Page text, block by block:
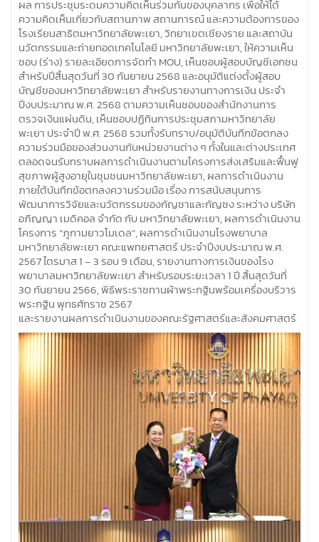
ผล การประชุมระดมความคิดเห็นร่วมกันของบุคลากร เพื่อให้ได้
ความคิดเห็นเกี่ยวกับสถานภาพ สถานการณ์ และความต้องการของ
โรงเรียนสาธิตมหาวิทยาลัยพะเยา, วิทยาเขตเชียงราย และสถาบัน
นวัตกรรมและถ่ายทอดเทคโนโลยี มหาวิทยาลัยพะเยา, ให้ความเห็น
ชอบ (ร่าง) รายละเอียดการจัดทำ MOU, เห็นชอบผู้สอบบัญชีเอกชน
สำหรับปีสิ้นสุดวันที่ 30 กันยายน 2568 และอนุมัติแต่งตั้งผู้สอบ
บัญชีของมหาวิทยาลัยพะเยา สำหรับรายงานทางการเงิน ประจำ
ปีงบประมาณ พ.ศ. 2568 ตามความเห็นชอบของสำนักงานการ
ตรวจเงินแผ่นดิน, เห็นชอบปฏิทินการประชุมสภามหาวิทยาลัย
พะเยา ประจำปี พ.ศ. 2568 รวมทั้งรับทราบ/อนุมัติบันทึกข้อตกลง
ความร่วมมือของส่วนงานกับหน่วยงานต่าง ๆ ทั้งในและต่างประเทศ
ตลอดจนรับทราบผลการดำเนินงานตามโครงการส่งเสริมและฟื้นฟู
สุขภาพผู้สูงอายุในชุมชนมหาวิทยาลัยพะเยา, ผลการดำเนินงาน
ภายใต้บันทึกข้อตกลงความร่วมมือ เรื่อง การสนับสนุนการ
พัฒนาการวิจัยและนวัตกรรมของกัญชาและกัญชง ระหว่าง บริษัท
อภิญญา เมดิคอล จำกัด กับ มหาวิทยาลัยพะเยา, ผลการดำเนินงาน
โครงการ “ภูกามยาวโมเดล”, ผลการดำเนินงานโรงพยาบาล
มหาวิทยาลัยพะเยา คณะแพทยศาสตร์ ประจำปีงบประมาณ พ.ศ.
2567 ไตรมาส 1 – 3 รอบ 9 เดือน, รายงานทางการเงินของโรง
พยาบาลมหาวิทยาลัยพะเยา สำหรับรอบระยะเวลา 1 ปี สิ้นสุดวันที่
30 กันยายน 2566, พิธีพระราชทานผ้าพระกฐินพร้อมเครื่องบริวาร
พระกฐิน พุทธศักราช 2567
และรายงานผลการดำเนินงานของคณะรัฐศาสตร์และสังคมศาสตร์